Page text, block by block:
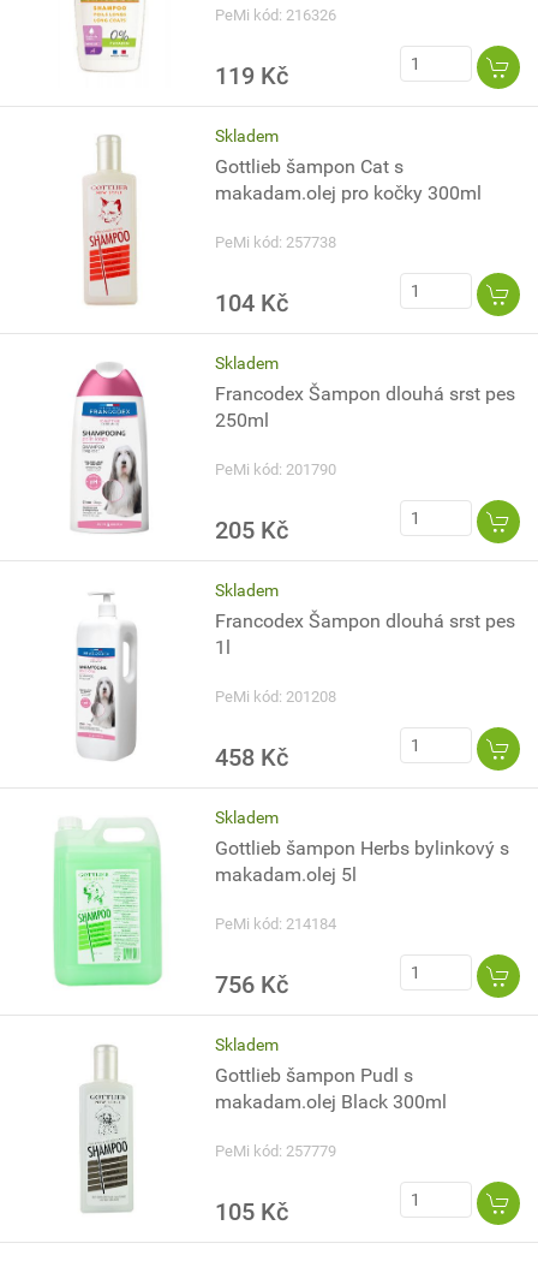
PeMi kód: 216326
119 Kč
Skladem
Gottlieb šampon Cat s
makadam.olej pro kočky 300ml
PeMi kód: 257738
104 Kč
Skladem
Francodex Šampon dlouhá srst pes
250ml
PeMi kód: 201790
205 Kč
Skladem
Francodex Šampon dlouhá srst pes
1l
PeMi kód: 201208
458 Kč
Skladem
Gottlieb šampon Herbs bylinkový s
makadam.olej 5l
PeMi kód: 214184
756 Kč
Skladem
Gottlieb šampon Pudl s
makadam.olej Black 300ml
PeMi kód: 257779
105 Kč